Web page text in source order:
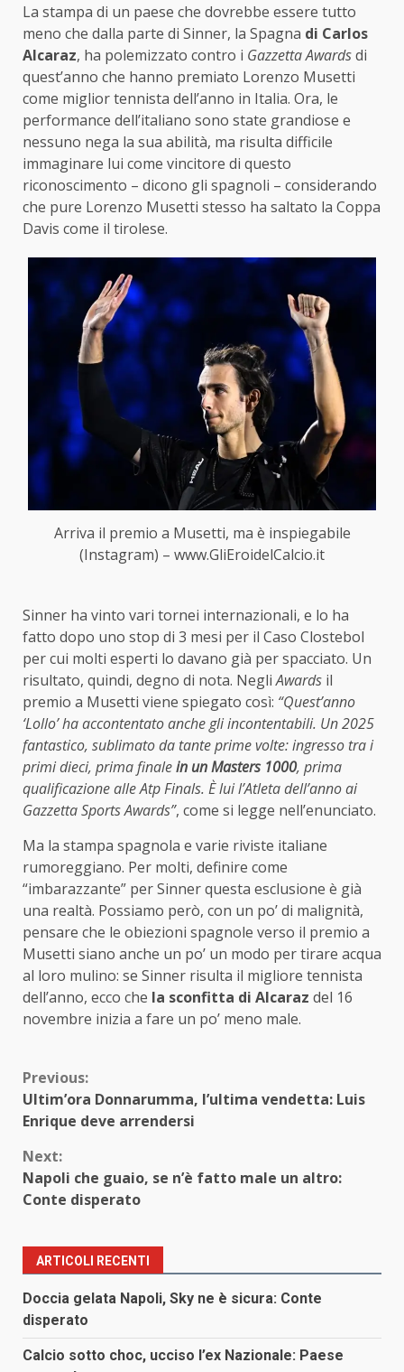
La stampa di un paese che dovrebbe essere tutto
meno che dalla parte di Sinner, la Spagna di Carlos
Alcaraz, ha polemizzato contro i Gazzetta Awardsdi
quest’anno che hanno premiato Lorenzo Musetti
come miglior tennista dell’anno in Italia. Ora, le
performance dell’italiano sono state grandiose e
nessuno nega la sua abilità, ma risulta difficile
immaginare lui come vincitore di questo
riconoscimento – dicono gli spagnoli – considerando
che pure Lorenzo Musetti stesso ha saltato la Coppa
Davis come il tirolese.
Arriva il premio a Musetti, ma è inspiegabile
(Instagram) – www.GliEroidelCalcio.it
Sinner ha vinto vari tornei internazionali, e lo ha
fatto dopo uno stop di 3 mesi per il Caso Clostebol
per cui molti esperti lo davano già per spacciato. Un
risultato, quindi, degno di nota. NegliAwards il
premio a Musetti viene spiegato così: “Quest’anno
‘Lollo’ ha accontentato anche gli incontentabili. Un 2025
fantastico, sublimato da tante prime volte: ingresso tra i
primi dieci, prima finalein un Masters 1000, prima
qualificazione alle Atp Finals. È lui l’Atleta dell’anno ai
Gazzetta Sports Awards”, come si legge nell’enunciato.
Ma la stampa spagnola e varie riviste italiane
rumoreggiano. Per molti, definire come
“imbarazzante” per Sinner questa esclusione è già
una realtà. Possiamo però, con un po’ di malignità,
pensare che le obiezioni spagnole verso il premio a
Musetti siano anche un po’ un modo per tirare acqua
al loro mulino: se Sinner risulta il migliore tennista
dell’anno, ecco che la sconfitta di Alcaraz del 16
novembre inizia a fare un po’ meno male.
Continue
Reading
Previous:
Ultim’ora Donnarumma, l’ultima vendetta: Luis
Enrique deve arrendersi
Next:
Napoli che guaio, se n’è fatto male un altro:
Conte disperato
ARTICOLI RECENTI
Doccia gelata Napoli, Sky ne è sicura: Conte
disperato
Calcio sotto choc, ucciso l’ex Nazionale: Paese